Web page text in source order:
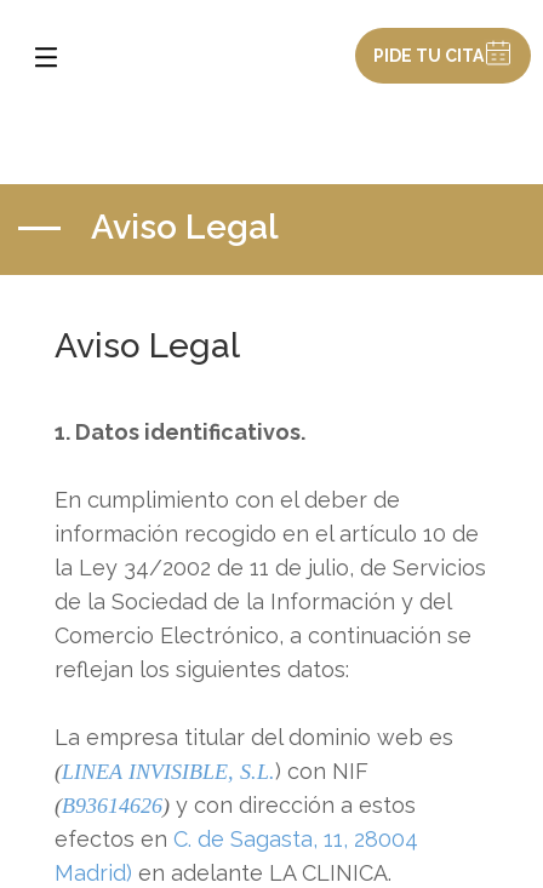
PIDE TU CITA
Aviso Legal
Aviso Legal
1. Datos identificativos.
En cumplimiento con el deber de
información recogido en el artículo 10 de
la Ley 34/2002 de 11 de julio, de Servicios
de la Sociedad de la Información y del
Comercio Electrónico, a continuación se
reflejan los siguientes datos:
La empresa titular del dominio web es
(LINEA INVISIBLE, S.L.) con NIF
(B93614626) y con dirección a estos
efectos en C. de Sagasta, 11, 28004
Madrid) en adelante LA CLINICA.